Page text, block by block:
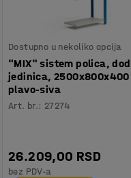
Dostupno u nekoliko opcija
"MIX" sistem polica,
jedinica, 2500x800x400
plavo-siva
Art. br.: 27274
26.209,00 RSD
bez PDV-a